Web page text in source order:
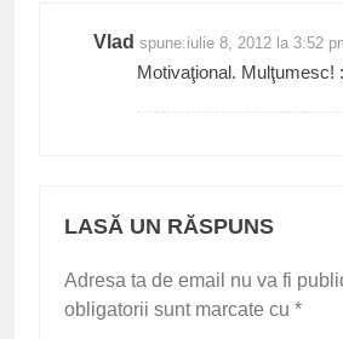
Vlad spune:iulie 8, 2012 la 3:52
Motivaţional. Mulţumesc!
LASĂ UN RĂSPUNS
Adresa ta de email nu va fi
obligatorii sunt marcate cu *